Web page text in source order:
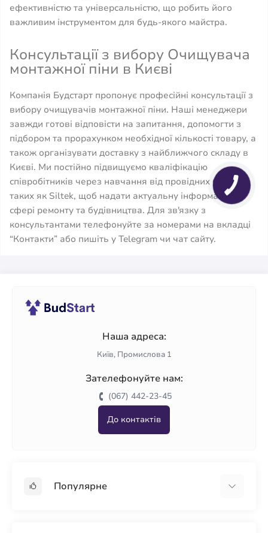
ефективністю та універсальністю, що робить його
важливим інструментом для будь-якого майстра.
Консультації з вибору Очищувача
монтажної піни в Києві
Компанія Будстарт пропонує професійні консультації з
вибору очищувачів монтажної піни. Наші менеджери
завжди готові відповісти на запитання, допомогти з
підбором та прорахунком необхідної кількості товару, а
також організувати доставку з найближчого складу в
Києві. Ми постійно підвищуємо кваліфікацію
співробітників через навчання від провідних брендів,
таких як Siltek, щоб надати актуальну інформацію у
сфері ремонту та будівництва. Для зв'язку з
консультантами телефонуйте за номерами на вкладці
“Контакти” або пишіть у Telegram чи чат сайту.
Наша адреса:
Київ, Промислова 1
Зателефонуйте нам:
(067) 442-23-45
До контактів
Популярне